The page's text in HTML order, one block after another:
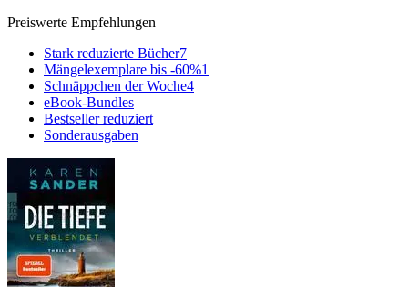
Preiswerte Empfehlungen
Stark reduzierte Bücher7
Mängelexemplare bis -60%1
Schnäppchen der Woche4
eBook-Bundles
Bestseller reduziert
Sonderausgaben